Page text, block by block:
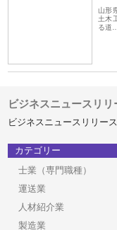
山形
土木
る道…
ビジネスニュースリリ
ビジネスニュースリリース
カテゴリー
士業（専門職種）
運送業
人材紹介業
製造業